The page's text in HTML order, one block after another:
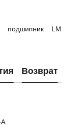
подшипник LM
Возврат